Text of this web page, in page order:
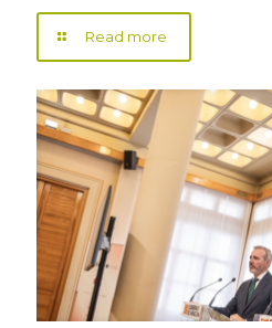
Read more